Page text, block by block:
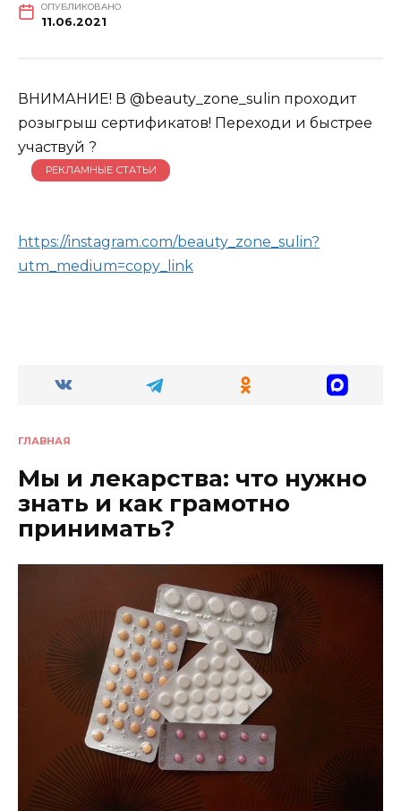
ОПУБЛИКОВАНО
11.06.2021
ВНИМАНИЕ! В @beauty_zone_sulin проходит
розыгрыш сертификатов! Переходи и быстрее
участвуй ?
РЕКЛАМНЫЕ СТАТЬИ
https://instagram.com/beauty_zone_sulin?
utm_medium=copy_link
ГЛАВНАЯ
Мы и лекарства: что нужно
знать и как грамотно
принимать?